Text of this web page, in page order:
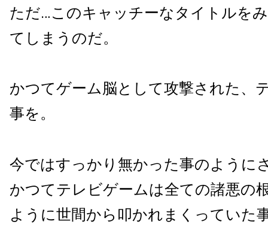
ただ…このキャッチーなタイトルを
てしまうのだ。
かつてゲーム脳として攻撃された、
事を。
今ではすっかり無かった事のように
かつてテレビゲームは全ての諸悪の
ように世間から叩かれまくっていた